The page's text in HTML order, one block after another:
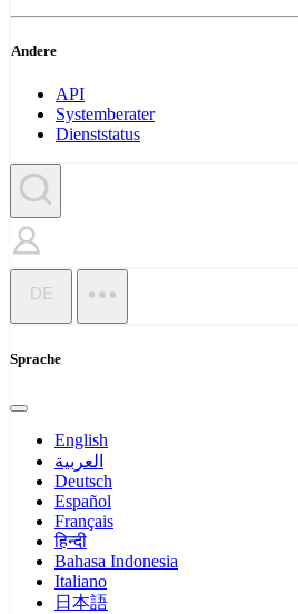
Andere
API
Systemberater
Dienststatus
DE
Sprache
English
العربية
Deutsch
Español
Français
हिन्दी
Bahasa Indonesia
Italiano
日本語